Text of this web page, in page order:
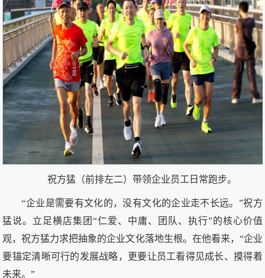
祝方猛（前排左二）带领企业员工日常跑步。
“企业是需要有文化的，没有文化的企业走不长远。”祝方
猛说。立足横店集团“仁爱、中庸、团队、执行”的核心价值
观，祝方猛力求把抽象的企业文化落地生根。在他看来，“企业
要锚定清晰可行的发展战略，更要让员工看得见成长、摸得着
未来。”